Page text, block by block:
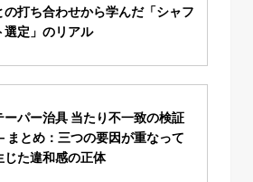
の打ち合わせから学んだ「シャフ
選定」のリアル
ーパー治具 当たり不一致の検証
まとめ：三つの要因が重なって
じた違和感の正体